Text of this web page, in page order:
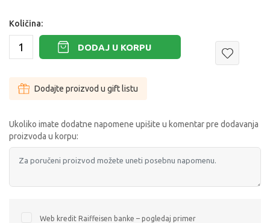
Količina:
DODAJ U KORPU
Dodajte proizvod u gift listu
Ukoliko imate dodatne napomene upišite u komentar pre dodavanja
proizvoda u korpu:
Web kredit Raiffeisen banke – pogledaj primer